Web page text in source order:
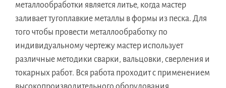
металлообработки является литье, когда мастер
заливает тугоплавкие металлы в формы из песка. Для
того чтобы провести металлообработку по
индивидуальному чертежу мастер использует
различные методики сварки, вальцовки, сверления и
токарных работ. Вся работа проходит с применением